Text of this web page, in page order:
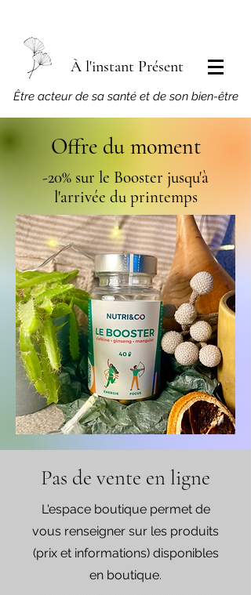
À l'instant Présent
​Être acteur de sa santé et de son bien-être
Offre du moment
-20% sur le Booster jusqu'à
l'arrivée du printemps
Pas de vente en ligne
L'espace boutique permet de
vous renseigner sur les produits
(prix et informations) disponibles
en boutique.